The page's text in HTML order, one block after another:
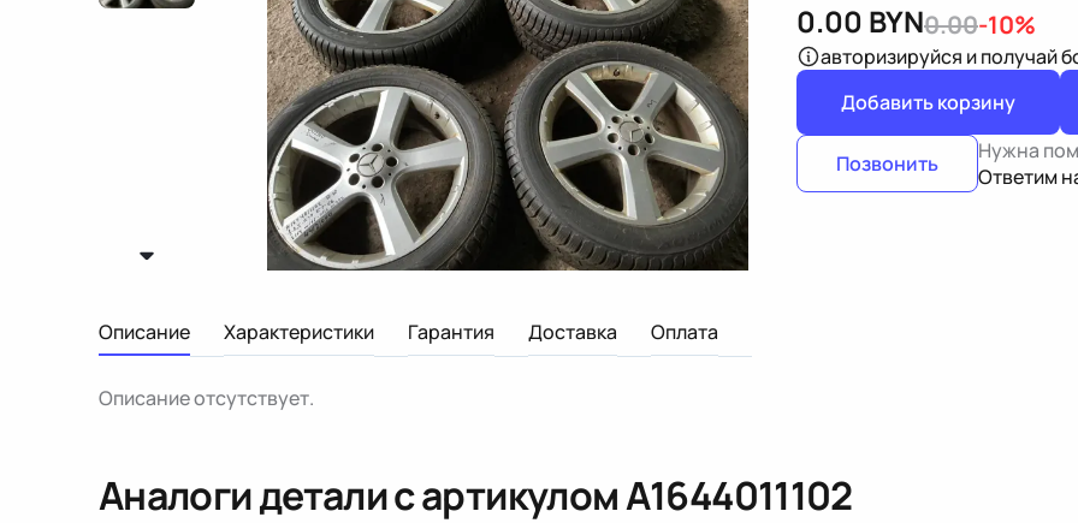
0.00 BYN0.00-10%
авторизируйся и получай
Добавить корзину
Позвонить
Нужна
Ответим
Описание Характеристики Гарантия Доставка Оплата
Описание отсутствует.
Аналоги детали с артикуломA1644011102